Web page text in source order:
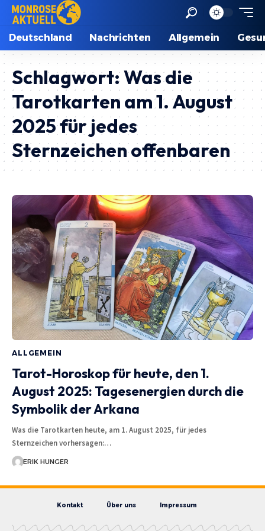
Deutschland Nachrichten Allgemein
Schlagwort:Was die
Tarotkarten am 1. August
2025 für jedes
Sternzeichen offenbaren
ALLGEMEIN
Tarot-Horoskop für heute, den 1.
August 2025: Tagesenergien durch die
Symbolik der Arkana
Was die Tarotkarten heute, am 1. August 2025, für jedes
Sternzeichen vorhersagen:…
ERIK HUNGER
Kontakt Über uns Impressum